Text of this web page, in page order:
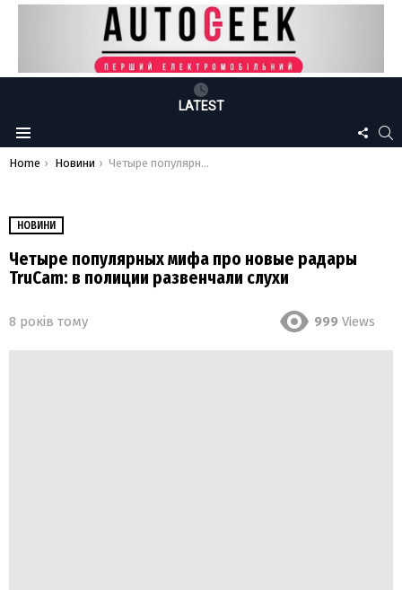
LATEST
Menu
US
You are here:
Home Новини Четыре популярных мифа про новые радары TruCam: в полиции развенчали слухи
НОВИНИ
Четыре популярных мифа про новые радары
TruCam: в полиции развенчали слухи
8 років тому 999 Views